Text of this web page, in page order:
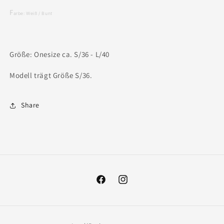
F arbe: Weiß / Bunt
Größe: Onesize ca. S/36 - L/40
Modell trägt Größe S/36.
Share
FacebookInstagram